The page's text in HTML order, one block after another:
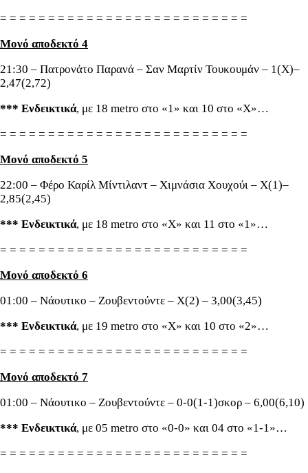
= = = = = = = = = = = = = = = = = = = = = = = = = =
Μονό αποδεκτό 4
21:30 – Πατρονάτο Παρανά – Σαν Μαρτίν Τουκουμάν – 1(X)–
2,47(2,72)
*** Ενδεικτικά, με 18 metro στο «1» και 10 στο «X»…
= = = = = = = = = = = = = = = = = = = = = = = = = =
Μονό αποδεκτό 5
22:00 – Φέρο Καρίλ Μίντιλαντ – Χιμνάσια Χουχούι – Χ(1)–
2,85(2,45)
*** Ενδεικτικά, με 18 metro στο «Χ» και 11 στο «1»…
= = = = = = = = = = = = = = = = = = = = = = = = = =
Μονό αποδεκτό 6
01:00 – Νάουτικο – Ζουβεντούντε – Χ(2) – 3,00(3,45)
*** Ενδεικτικά, με 19 metro στο «Χ» και 10 στο «2»…
= = = = = = = = = = = = = = = = = = = = = = = = = =
Μονό αποδεκτό 7
01:00 – Νάουτικο – Ζουβεντούντε – 0-0(1-1)σκορ – 6,00(6,10)
*** Ενδεικτικά, με 05 metro στο «0-0» και 04 στο «1-1»…
= = = = = = = = = = = = = = = = = = = = = = = = = =